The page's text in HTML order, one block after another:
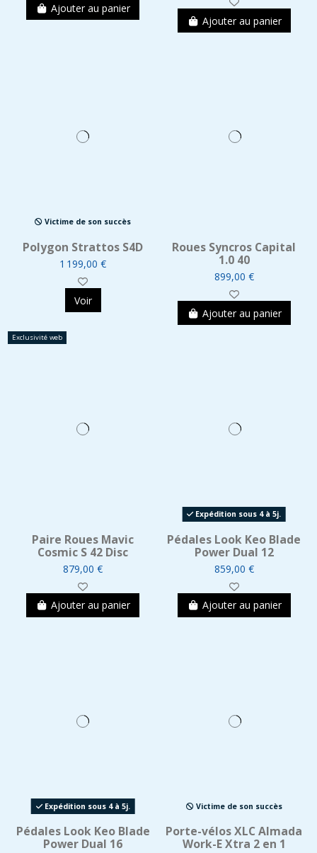
Ajouter au panier
Ajouter au panier
Victime de son succès
Polygon Strattos S4D
1 199,00 €
Voir
Roues Syncros Capital
1.0 40
899,00 €
Ajouter au panier
Exclusivité web
Paire Roues Mavic
Cosmic S 42 Disc
879,00 €
Ajouter au panier
Expédition sous 4 à 5j.
Pédales Look Keo Blade
Power Dual 12
859,00 €
Ajouter au panier
Expédition sous 4 à 5j.
Pédales Look Keo Blade
Power Dual 16
Victime de son succès
Porte-vélos XLC Almada
Work-E Xtra 2 en 1